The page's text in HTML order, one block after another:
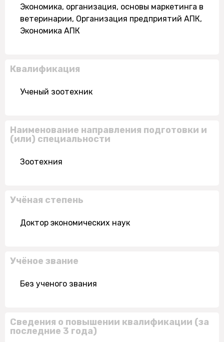
Экономика, организация, основы маркетинга в
ветеринарии, Организация предприятий АПК,
Экономика АПК
Квалификация
Ученый зоотехник
Наименование направления подготовки и
(или) специальности
Зоотехния
Учёная степень
Доктор экономических наук
Учёное звание
Без ученого звания
Сведения о повышении квалификации (за
последние 3 года)